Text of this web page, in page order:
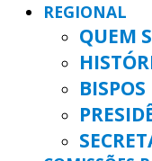
REGIONAL
QUEM
BISPOS